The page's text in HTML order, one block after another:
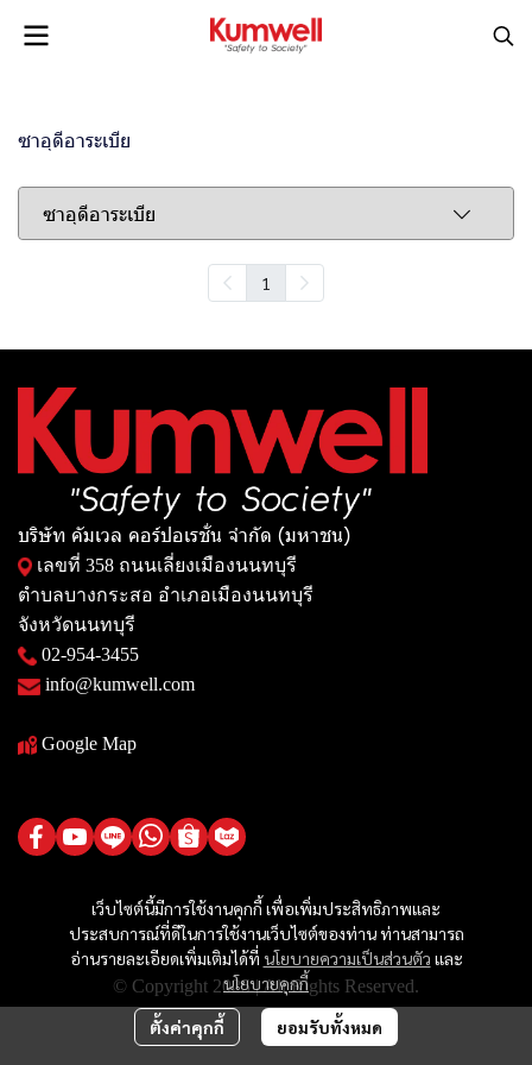
ซาอุดีอาระเบีย
ซาอุดีอาระเบีย
1
เว็บไซต์นี้มีการใช้งานคุกกี้ เพื่อเพิ่มประสิทธิภาพและ
ประสบการณ์ที่ดีในการใช้งานเว็บไซต์ของท่าน ท่านสามารถ
อ่านรายละเอียดเพิ่มเติมได้ที่ นโยบายความเป็นส่วนตัว และ
นโยบายคุกกี้
ตั้งค่าคุกกี้ ยอมรับทั้งหมด
บริษัท คัมเวล คอร์ปอเรชั่น จำกัด (มหาชน)
เลขที่ 358 ถนนเลี่ยงเมืองนนทบุรี
ตำบลบางกระสอ อำเภอเมืองนนทบุรี
จังหวัดนนทบุรี
02-954-3455
info@kumwell.com
Google Map
© Copyright 2025 | All Rights Reserved.